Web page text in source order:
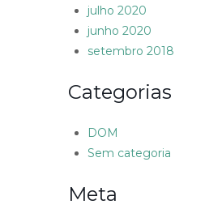
julho 2020
junho 2020
setembro 2018
Categorias
DOM
Sem categoria
Meta